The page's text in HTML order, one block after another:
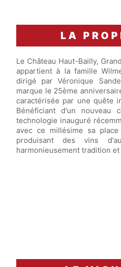
LA
Le Château Haut-Bailly,
appartient à la famille
dirigé par Véronique
marque le 25ème
caractérisée par une quête
Bénéficiant d'un
technologie inauguré
avec ce millésime sa
produisant des vins
harmonieusement tradition